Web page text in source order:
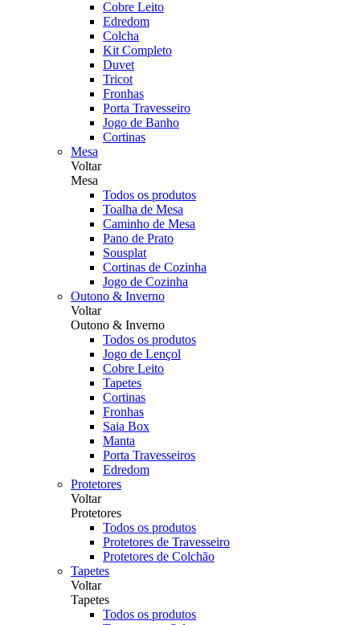
Cobre Leito
Edredom
Colcha
Kit Completo
Duvet
Tricot
Fronhas
Porta Travesseiro
Jogo de Banho
Cortinas
Mesa
Voltar
Mesa
Todos os produtos
Toalha de Mesa
Caminho de Mesa
Pano de Prato
Sousplat
Cortinas de Cozinha
Jogo de Cozinha
Outono & Inverno
Voltar
Outono & Inverno
Todos os produtos
Jogo de Lençol
Cobre Leito
Tapetes
Cortinas
Fronhas
Saia Box
Manta
Porta Travesseiros
Edredom
Protetores
Voltar
Protetores
Todos os produtos
Protetores de Travesseiro
Protetores de Colchão
Tapetes
Voltar
Tapetes
Todos os produtos